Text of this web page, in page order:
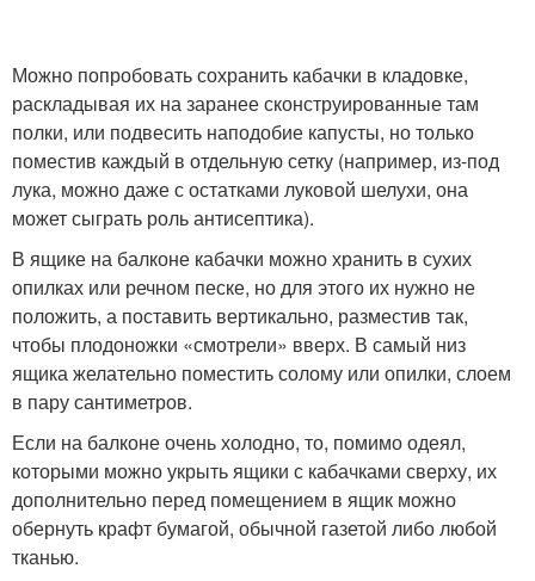
Можно попробовать сохранить кабачки в кладовке,
раскладывая их на заранее сконструированные там
полки, или подвесить наподобие капусты, но только
поместив каждый в отдельную сетку (например, из-под
лука, можно даже с остатками луковой шелухи, она
может сыграть роль антисептика).
В ящике на балконе кабачки можно хранить в сухих
опилках или речном песке, но для этого их нужно не
положить, а поставить вертикально, разместив так,
чтобы плодоножки «смотрели» вверх. В самый низ
ящика желательно поместить солому или опилки, слоем
в пару сантиметров.
Если на балконе очень холодно, то, помимо одеял,
которыми можно укрыть ящики с кабачками сверху, их
дополнительно перед помещением в ящик можно
обернуть крафт бумагой, обычной газетой либо любой
тканью.